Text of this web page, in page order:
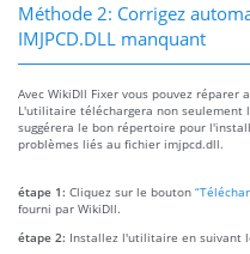
Méthode 2: Corrigez
IMJPCD.DLL manquant
Avec WikiDll Fixer vous pouvez
L'utilitaire téléchargera non
suggérera le bon répertoire pour
problèmes liés au fichier imjpcd.dll.
étape 1: Cliquez sur le bouton
fourni par WikiDll.
étape 2: Installez l'utilitaire en suivant